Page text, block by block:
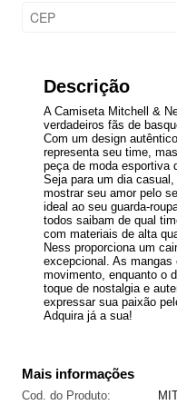
Descrição
A Camiseta Mitchell &
verdadeiros fãs de
Com um design
representa seu time,
peça de moda esportiva
Seja para um dia
mostrar seu amor pelo
ideal ao seu guarda-
todos saibam de qual
com materiais de alta
Ness proporciona um
excepcional. As mangas
movimento, enquanto o
toque de nostalgia e
expressar sua paixão
Adquira já a sua!
Mais informações
Cod. do Produto: